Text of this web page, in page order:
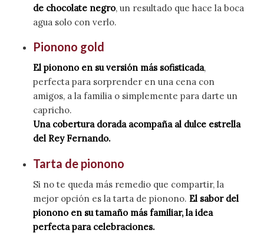
de chocolate negro, un resultado que hace la boca
agua solo con verlo.
Pionono gold
El pionono en su versión más sofisticada,
perfecta para sorprender en una cena con
amigos, a la familia o simplemente para darte un
capricho.
Una cobertura dorada acompaña al dulce estrella
del Rey Fernando.
Tarta de pionono
Si no te queda más remedio que compartir, la
mejor opción es la tarta de pionono. El sabor del
pionono en su tamaño más familiar, la idea
perfecta para celebraciones.